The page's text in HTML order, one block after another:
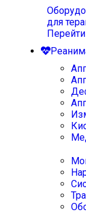
для
Перейти